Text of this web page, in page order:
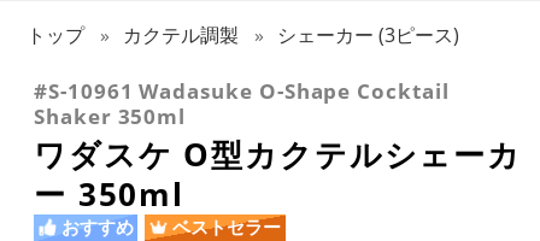
トップ カクテル調製 シェーカー (3ピース)
#S-10961 Wadasuke O-Shape Cocktail
Shaker 350ml
ワダスケ O型カクテルシェーカ
ー 350ml
おすすめ ベストセラー